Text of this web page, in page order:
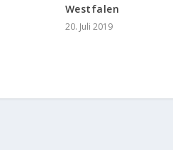
Westfalen
20. Juli 2019